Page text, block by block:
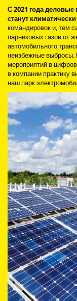
С 2021 года деловые
станут
командировок и, тем
парниковых газов от
автомобильного
неизбежные
мероприятий в
в компании практику
наш парк